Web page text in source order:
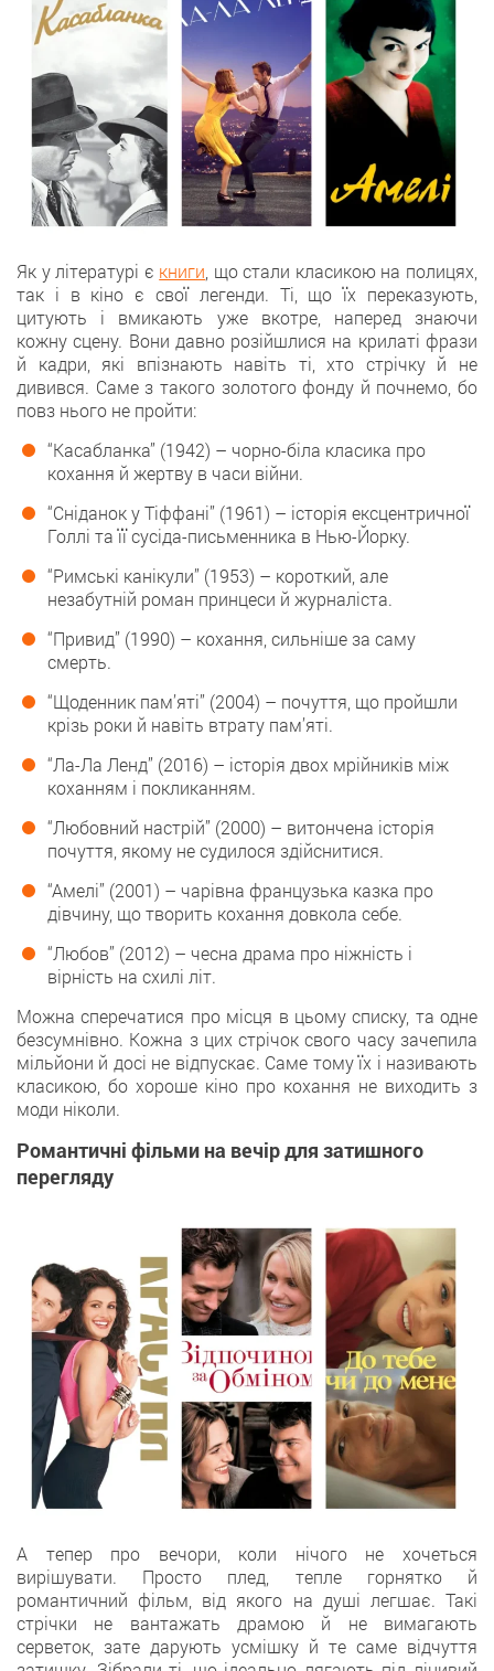
Як у літературі є книги, що стали класикою на полицях,
так і в кіно є свої легенди. Ті, що їх переказують,
цитують і вмикають уже вкотре, наперед знаючи
кожну сцену. Вони давно розійшлися на крилаті фрази
й кадри, які впізнають навіть ті, хто стрічку й не
дивився. Саме з такого золотого фонду й почнемо, бо
повз нього не пройти:
“Касабланка” (1942) – чорно-біла класика про
кохання й жертву в часи війни.
“Сніданок у Тіффані” (1961) – історія ексцентричної
Голлі та її сусіда-письменника в Нью-Йорку.
“Римські канікули” (1953) – короткий, але
незабутній роман принцеси й журналіста.
“Привид” (1990) – кохання, сильніше за саму
смерть.
“Щоденник пам’яті” (2004) – почуття, що пройшли
крізь роки й навіть втрату пам’яті.
“Ла-Ла Ленд” (2016) – історія двох мрійників між
коханням і покликанням.
“Любовний настрій” (2000) – витончена історія
почуття, якому не судилося здійснитися.
“Амелі” (2001) – чарівна французька казка про
дівчину, що творить кохання довкола себе.
“Любов” (2012) – чесна драма про ніжність і
вірність на схилі літ.
Можна сперечатися про місця в цьому списку, та одне
безсумнівно. Кожна з цих стрічок свого часу зачепила
мільйони й досі не відпускає. Саме тому їх і називають
класикою, бо хороше кіно про кохання не виходить з
моди ніколи.
Романтичні фільми на вечір для затишного
перегляду
А тепер про вечори, коли нічого не хочеться
вирішувати. Просто плед, тепле горнятко й
романтичний фільм, від якого на душі легшає. Такі
стрічки не вантажать драмою й не вимагають
серветок, зате дарують усмішку й те саме відчуття